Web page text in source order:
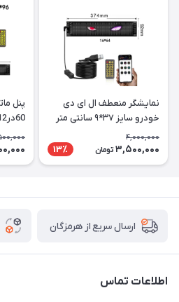
نمایشگر منعطف ال ای دی
خودرو سایز ۳۷*۹ سانتی متر
4,000,000
3,500,000 تومان 13٪
60در12 سانتی متر
ارسال سریع از هرمزگان
اطلاعات تماس